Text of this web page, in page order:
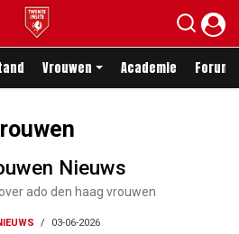
Vrouwen Academie Forum
Nieuws
ado den haag vrouwen
/ 03-06-2026